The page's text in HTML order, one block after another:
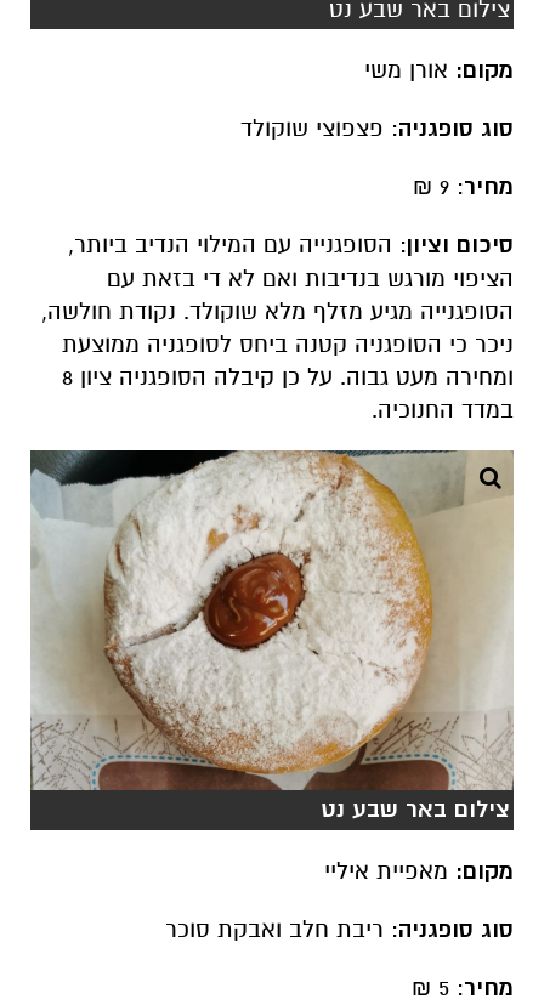
צילום באר שבע נט
מקום: אורן משי
סוג סופגניה: פצפוצי שוקולד
מחיר: 9 ₪
סיכום וציון: הסופגנייה עם המילוי הנדיב ביותר,
הציפוי מורגש בנדיבות ואם לא די בזאת עם
הסופגנייה מגיע מזלף מלא שוקולד. נקודת חולשה,
ניכר כי הסופגניה קטנה ביחס לסופגניה ממוצעת
ומחירה מעט גבוה. על כן קיבלה הסופגניה ציון 8
במדד החנוכיה.
צילום באר שבע נט
מקום: מאפיית איליי
סוג סופגניה: ריבת חלב ואבקת סוכר
מחיר: 5 ₪